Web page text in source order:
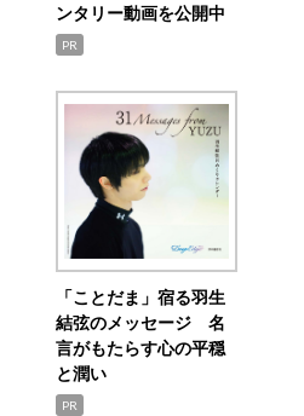
ンタリー動画を公開中
PR
「ことだま」宿る羽生
結弦のメッセージ 名
言がもたらす心の平穏
と潤い
PR